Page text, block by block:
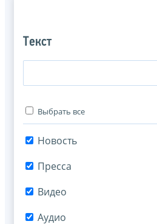
Текст
Выбрать все
Новость
Пресса
Видео
Аудио